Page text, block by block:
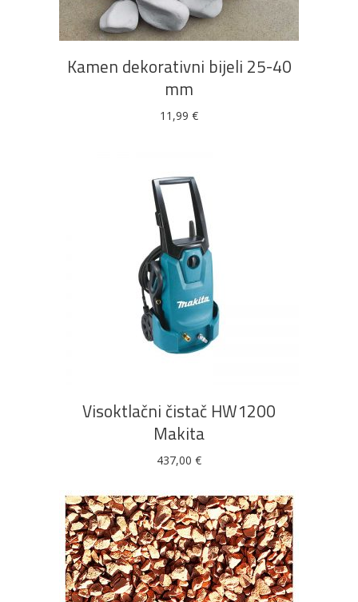
Kamen dekorativni bijeli 25-40
mm
11,99 €
DODAJ U KOŠARICU
Visoktlačni čistač HW1200
Makita
437,00 €